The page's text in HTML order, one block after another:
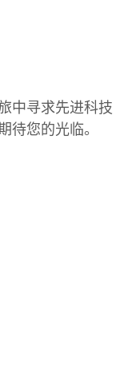
中寻求先进科技
待您的光临。